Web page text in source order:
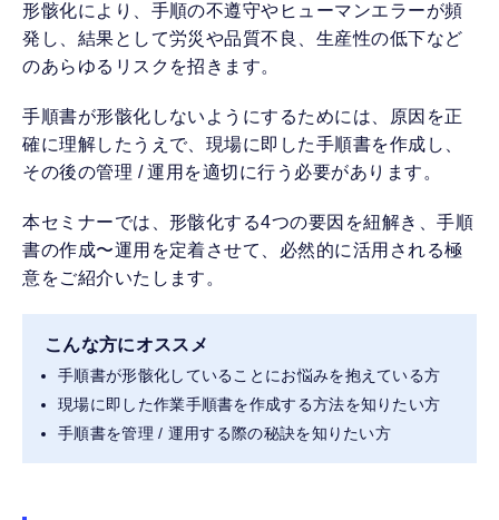
形骸化により、手順の不遵守やヒューマンエラーが頻
発し、結果として労災や品質不良、生産性の低下など
のあらゆるリスクを招きます。
手順書が形骸化しないようにするためには、原因を正
確に理解したうえで、現場に即した手順書を作成し、
その後の管理 / 運用を適切に行う必要があります。
本セミナーでは、形骸化する4つの要因を紐解き、手順
書の作成〜運用を定着させて、必然的に活用される極
意をご紹介いたします。
こんな方にオススメ
手順書が形骸化していることにお悩みを抱えている方
現場に即した作業手順書を作成する方法を知りたい方
手順書を管理 / 運用する際の秘訣を知りたい方